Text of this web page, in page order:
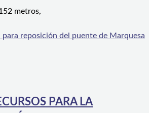
metros,
reposición del puente de Marquesa
PARA LA